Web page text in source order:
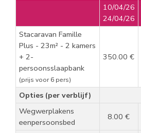
10/04/26
24/04/26
Stacaravan Famille
Plus - 23m² - 2 kamers
+ 2-
persoonsslaapbank
(prijs voor 6 pers)
350.00 €
Opties (per verblijf)
Wegwerplakens
eenpersoonsbed
8.00 €